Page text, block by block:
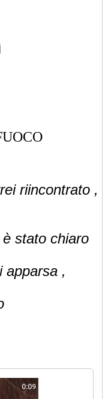
riincontrato ,
stato chiaro
apparsa ,